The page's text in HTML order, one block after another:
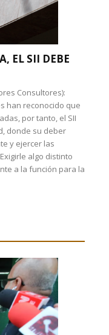
EL SII DEBE
Consultores):
han reconocido que
por tanto, el SII
donde su deber
y ejercer las
algo distinto
a la función para la